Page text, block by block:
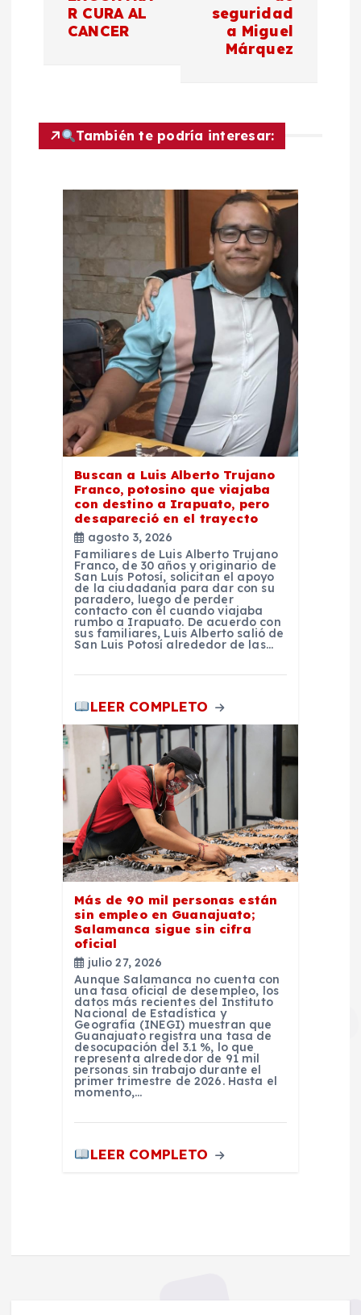
c
R CURA AL
CANCER
seguridad
a Miguel
Márquez
También te podría interesar:
Buscan a Luis Alberto Trujano
Franco, potosino que viajaba
con destino a Irapuato, pero
desapareció en el trayecto
agosto 3, 2026
Familiares de Luis Alberto Trujano
Franco, de 30 años y originario de
San Luis Potosí, solicitan el apoyo
de la ciudadanía para dar con su
paradero, luego de perder
contacto con él cuando viajaba
rumbo a Irapuato. De acuerdo con
sus familiares, Luis Alberto salió de
San Luis Potosí alrededor de las…
LEER COMPLETO
Más de 90 mil personas están
sin empleo en Guanajuato;
Salamanca sigue sin cifra
oficial
julio 27, 2026
Aunque Salamanca no cuenta con
una tasa oficial de desempleo, los
datos más recientes del Instituto
Nacional de Estadística y
Geografía (INEGI) muestran que
Guanajuato registra una tasa de
desocupación del 3.1 %, lo que
representa alrededor de 91 mil
personas sin trabajo durante el
primer trimestre de 2026. Hasta el
momento,…
LEER COMPLETO